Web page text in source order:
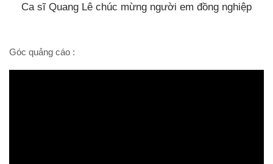
Ca sĩ Quang Lê chúc mừng người em đồng nghiệp
Góc quảng cáo :